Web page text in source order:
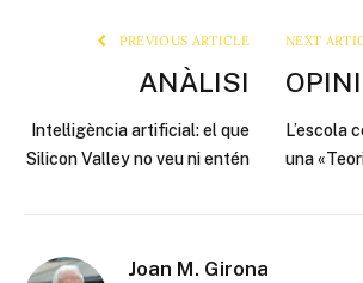
PREVIOUS ARTICLE
ANÀLISI
Intel·ligència artificial: el que
Silicon Valley no veu ni entén
NEXT
L’escola
una
Joan M. Girona